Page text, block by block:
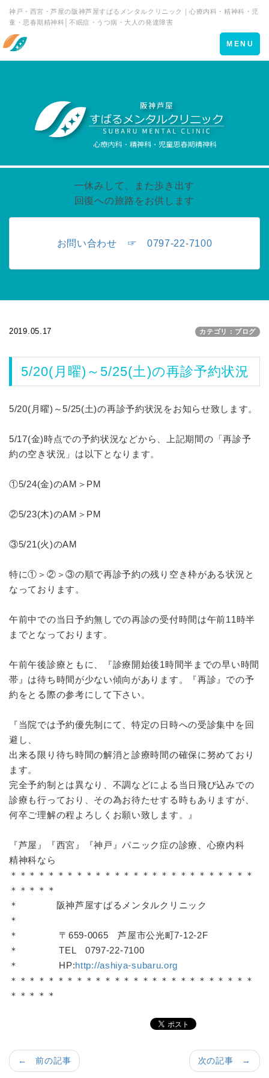
神戸・西宮・芦屋の阪神芦屋すばるメンタルクリニック｜心療内科・精神科・児
童・思春期精神科│不眠症・うつ病・大人の発達障害
Toggle
navigation
MENU
一休みして、また歩き出す
回復への旅路をお供します
お問い合わせ ☞ 0797-22-7100
2019.05.17 カテゴリ：ブログ
5/20(月曜)～5/25(土)の再診予約状況
5/20(月曜)～5/25(土)の再診予約状況をお知らせ致します。
5/17(金)時点での予約状況などから、上記期間の「再診予
約の空き状況」は以下となります。
①5/24(金)のAM＞PM
②5/23(木)のAM＞PM
③5/21(火)のAM
特に①＞②＞③の順で再診予約の残り空き枠がある状況と
なっております。
午前中での当日予約無しでの再診の受付時間は午前11時半
までとなっております。
午前午後診療ともに、『診療開始後1時間半までの早い時間
帯』は待ち時間が少ない傾向があります。『再診』での予
約をとる際の参考にして下さい。
『当院では予約優先制にて、特定の日時への受診集中を回
避し、
出来る限り待ち時間の解消と診療時間の確保に努めており
ます。
完全予約制とは異なり、不調などによる当日飛び込みでの
診療も行っており、その為お待たせする時もありますが、
何卒ご理解の程よろしくお願い致します。』
『芦屋』『西宮』『神戸』パニック症の診療、心療内科
精神科なら
＊＊＊＊＊＊＊＊＊＊＊＊＊＊＊＊＊＊＊＊＊＊＊＊＊＊
＊＊＊＊＊
＊ 阪神芦屋すばるメンタルクリニック
＊
＊ 〒659-0065 芦屋市公光町7-12-2F
＊ TEL 0797-22-7100
＊ HP:http://ashiya-subaru.org
＊＊＊＊＊＊＊＊＊＊＊＊＊＊＊＊＊＊＊＊＊＊＊＊＊＊
＊＊＊＊＊
次の記事 →
← 前の記事